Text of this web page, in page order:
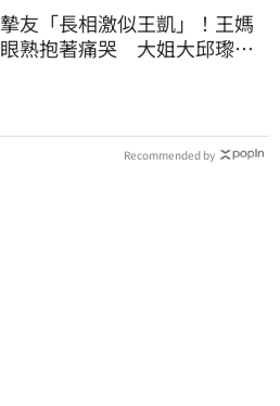
摯友「長相激似王凱」！王媽
眼熟抱著痛哭 大姐大邱瓈寬
Recommended by